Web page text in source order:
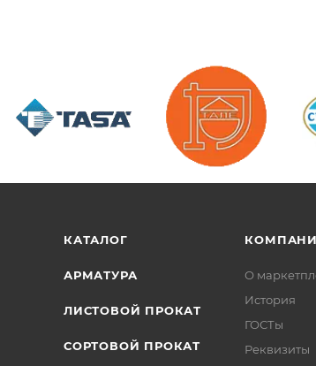
КАТАЛОГ
АРМАТУРА
ЛИСТОВОЙ ПРОКАТ
СОРТОВОЙ ПРОКАТ
О
История
ГОСТы
Реквизиты